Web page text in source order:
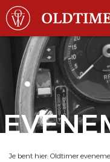
Je bent hier: Oldtimer